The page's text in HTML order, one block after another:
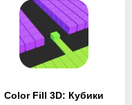
Color Fill 3D: Кубики